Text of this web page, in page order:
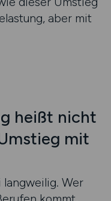
aber mit
heißt nicht
mit
Wer